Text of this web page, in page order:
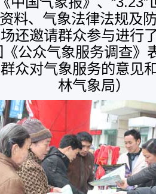
料、气象法律法规及
还邀请群众参与进行
公众气象服务调查》
众对气象服务的意见
林气象局）